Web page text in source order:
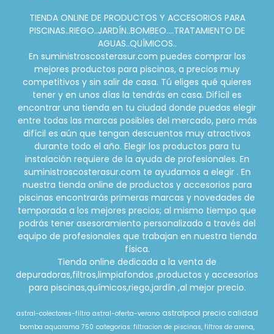
TIENDA ONLINE DE PRODUCTOS Y ACCESORIOS PARA
PISCINAS..RIEGO..JARDÍN..BOMBEO....TRATAMIENTO DE
AGUAS..QUÍMICOS..
En suministroscosterasur.com puedes comprar los
mejores productos para piscinas, a precios muy
competitivos y sin salir de casa. Tú eliges qué quieres
tener y en unos días la tendrás en casa. Difícil es
encontrar una tienda en tu ciudad donde puedas elegir
entre todas las marcas posibles del mercado, pero más
difícil es aún que tengan descuentos muy atractivos
durante todo el año. Elegir los productos para tu
instalación requiere de la ayuda de profesionales. En
suministroscosterasur.com te ayudamos a elegir . En
nuestra tienda online de productos y accesorios para
piscinas encontrarás primeras marcas y novedades de
temporada a los mejores precios; al mismo tiempo que
podrás tener asesoramiento personalizado a través del
equipo de profesionales que trabajan en nuestra tienda
física.
Tienda online dedicada a la venta de
depuradoras,filtros,limpiafondos ,productos y accesorios
para piscinas,químicos,riego,jardín ,al mejor precio.
astral-colectores-filtro astral-oferta-verano astralpool precio calidad
bomba aquarama 750 categorias: filtracion de piscinas, filtros de arena,